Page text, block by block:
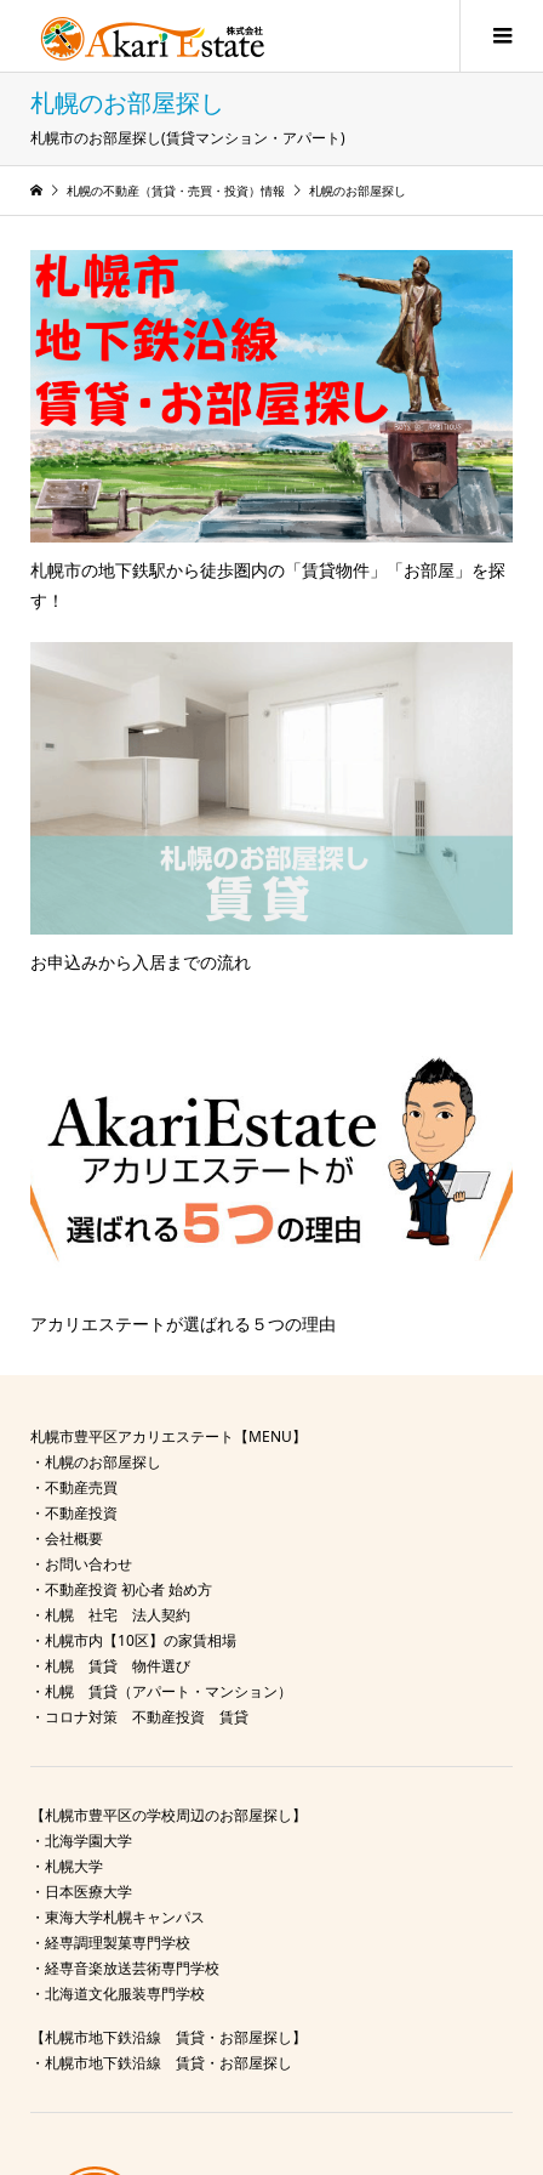
札幌のお部屋探し
札幌市のお部屋探し(賃貸マンション・アパート)
札幌の不動産（賃貸・売買・投資）情報 札幌のお部屋探し
札幌市の地下鉄駅から徒歩圏内の「賃貸物件」「お部屋」を探
す！
お申込みから入居までの流れ
アカリエステートが選ばれる５つの理由
札幌市豊平区アカリエステート【MENU】
・ 札幌のお部屋探し
・ 不動産売買
・ 不動産投資
・ 会社概要
・ お問い合わせ
・ 不動産投資 初心者 始め方
・ 札幌 社宅 法人契約
・ 札幌市内【10区】の家賃相場
・ 札幌 賃貸 物件選び
・ 札幌 賃貸（アパート・マンション）
・ コロナ対策 不動産投資 賃貸
【札幌市豊平区の学校周辺のお部屋探し】
・ 北海学園大学
・ 札幌大学
・ 日本医療大学
・ 東海大学札幌キャンパス
・ 経専調理製菓専門学校
・ 経専音楽放送芸術専門学校
・ 北海道文化服装専門学校
【札幌市地下鉄沿線 賃貸・お部屋探し】
・ 札幌市地下鉄沿線 賃貸・お部屋探し